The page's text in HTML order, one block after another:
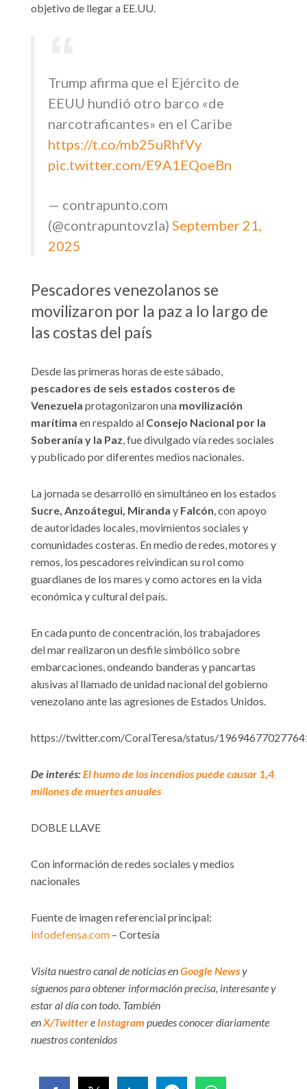
objetivo de llegar a EE.UU.
Trump afirma que el Ejército de
EEUU hundió otro barco «de
narcotraficantes» en el Caribe
https://t.co/mb25uRhfVy
pic.twitter.com/E9A1EQoeBn
— contrapunto.com
(@contrapuntovzla) September 21,
2025
Pescadores venezolanos se
movilizaron por la paz a lo largo de
las costas del país
Desde las primeras horas de este sábado,
pescadores de seis estados costeros de
Venezuela protagonizaron una movilización
marítima en respaldo al Consejo Nacional por la
Soberanía y la Paz, fue divulgado vía redes sociales
y publicado por diferentes medios nacionales.
La jornada se desarrolló en simultáneo en los estados
Sucre, Anzoátegui, Miranda y Falcón, con apoyo
de autoridades locales, movimientos sociales y
comunidades costeras. En medio de redes, motores y
remos, los pescadores reivindican su rol como
guardianes de los mares y como actores en la vida
económica y cultural del país.
En cada punto de concentración, los trabajadores
del mar realizaron un desfile simbólico sobre
embarcaciones, ondeando banderas y pancartas
alusivas al llamado de unidad nacional del gobierno
venezolano ante las agresiones de Estados Unidos.
https://twitter.com/CoralTeresa/status/
De interés:El humo de los incendios puede causar 1,4
millones de muertes anuales
DOBLE LLAVE
Con información de redes sociales y medios
nacionales
Fuente de imagen referencial principal:
Infodefensa.com – Cortesía
Visita nuestro canal de noticias enGoogle Newsy
síguenos para obtener información precisa, interesante y
estar al día con todo. También
enX/Twittere Instagram puedes conocer diariamente
nuestros contenidos